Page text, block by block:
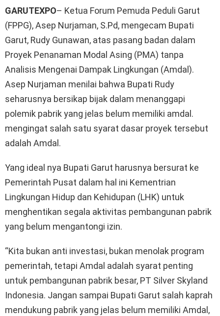
GARUTEXPO– Ketua Forum Pemuda Peduli Garut
(FPPG), Asep Nurjaman, S.Pd, mengecam Bupati
Garut, Rudy Gunawan, atas pasang badan dalam
Proyek Penanaman Modal Asing (PMA) tanpa
Analisis Mengenai Dampak Lingkungan (Amdal).
Asep Nurjaman menilai bahwa Bupati Rudy
seharusnya bersikap bijak dalam menanggapi
polemik pabrik yang jelas belum memiliki amdal.
mengingat salah satu syarat dasar proyek tersebut
adalah Amdal.
Yang ideal nya Bupati Garut harusnya bersurat ke
Pemerintah Pusat dalam hal ini Kementrian
Lingkungan Hidup dan Kehidupan (LHK) untuk
menghentikan segala aktivitas pembangunan pabrik
yang belum mengantongi izin.
“Kita bukan anti investasi, bukan menolak program
pemerintah, tetapi Amdal adalah syarat penting
untuk pembangunan pabrik besar, PT Silver Skyland
Indonesia. Jangan sampai Bupati Garut salah kaprah
mendukung pabrik yang jelas belum memiliki Amdal,